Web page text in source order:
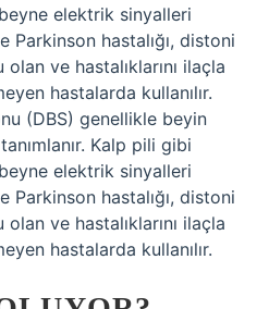
elektrik sinyalleri
Parkinson hastalığı, distoni
ve hastalıklarını ilaçla
hastalarda kullanılır.
(DBS) genellikle beyin
Kalp pili gibi
elektrik sinyalleri
Parkinson hastalığı, distoni
ve hastalıklarını ilaçla
hastalarda kullanılır.